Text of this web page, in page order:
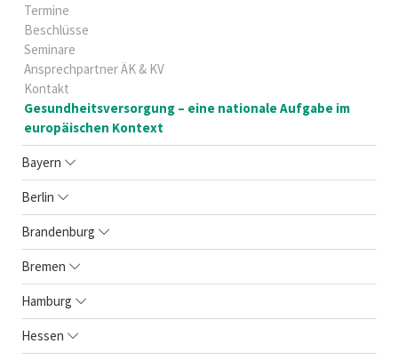
Termine
Beschlüsse
Seminare
Ansprechpartner ÄK & KV
Kontakt
Gesundheitsversorgung – eine nationale Aufgabe im
europäischen Kontext
Bayern
Berlin
Brandenburg
Bremen
Hamburg
Hessen